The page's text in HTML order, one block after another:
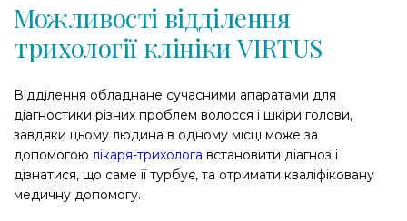
Можливості відділення
трихології клініки VIRTUS
Відділення обладнане сучасними апаратами для
діагностики різних проблем волосся і шкіри голови,
завдяки цьому людина в одному місці може за
допомогою лікаря-трихолога встановити діагноз і
дізнатися, що саме її турбує, та отримати кваліфіковану
медичну допомогу.